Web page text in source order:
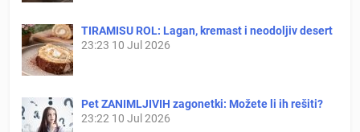
TIRAMISU ROL: Lagan, kremast i neodoljiv desert
23:23 10 Jul 2026
Pet ZANIMLJIVIH zagonetki: Možete li ih rešiti?
23:22 10 Jul 2026